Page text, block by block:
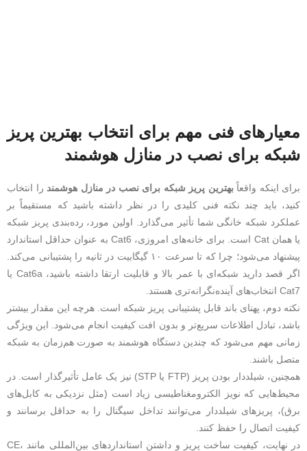
معیارهای فنی مهم برای انتخاب بهترین پریز
شبکه برای نصب در منازل هوشمند
برای اینکه واقعاًبهترین پریز شبکه برای نصب در منازل هوشمند را انتخاب
کنید، باید چند نکته فنی کلیدی را در نظر داشته باشید که مستقیماً بر
عملکرد شبکه خانگی شما تأثیر می‌گذارد. اولین مورد، رده‌بندی پریز شبکه
یا همان Cat است. برای خانه‌های امروزی، Cat6 به عنوان حداقل استاندارد
پیشنهاد می‌شود؛ چرا که تا سرعت ۱۰ گیگابیت در ثانیه را پشتیبانی می‌کند.
اگر قصد دارید شبکه‌ای با عمر بالا و قابلیت ارتقا داشته باشید، Cat6a یا
Cat7 انتخاب‌های آینده‌نگرانه‌تری هستند.
نکته دوم، پهنای باند قابل پشتیبانی پریز شبکه است. هرچه این مقدار بیشتر
باشد، تبادل اطلاعات سریع‌تر و بدون افت کیفیت انجام می‌شود. این ویژگی
زمانی مهم می‌شود که چندین دستگاه هوشمند به صورت هم‌زمان به شبکه
متصل باشند.
همچنین، شیلددار بودن پریز (FTP یا STP) نیز یک عامل تأثیرگذار است. در
محیط‌هایی که نویز الکترومغناطیسی زیاد است (مثل نزدیکی به کابل‌های
برق)، پریزهای شیلددار می‌توانند تداخل سیگنال را به حداقل برسانند و
کیفیت اتصال را حفظ کنند.
در نهایت، کیفیت ساخت پریز و داشتن استانداردهای بین‌المللی مانند CE،